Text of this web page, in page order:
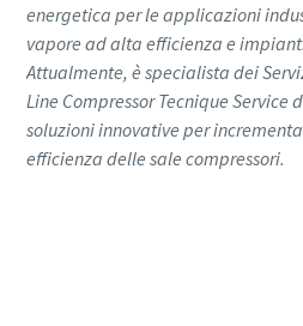
energetica per le applicazioni
vapore ad alta efficienza e
Attualmente, è specialista dei
Line Compressor Tecnique Service
soluzioni innovative per
efficienza delle sale compressori.